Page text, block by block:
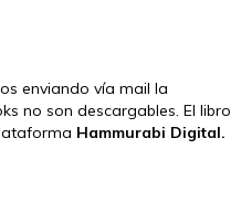
enviando vía mail la
no son descargables. El libro
Hammurabi Digital.